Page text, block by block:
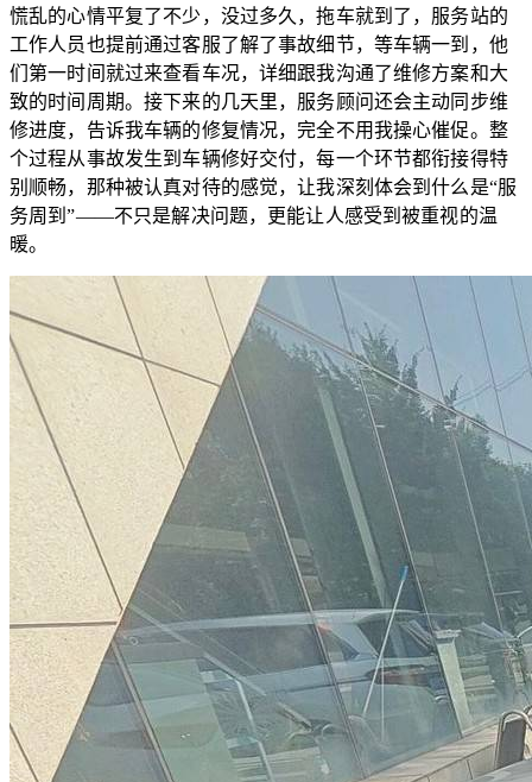
慌乱的心情平复了不少，没过多久，拖车就到了，服务站的
工作人员也提前通过客服了解了事故细节，等车辆一到，他
们第一时间就过来查看车况，详细跟我沟通了维修方案和大
致的时间周期。接下来的几天里，服务顾问还会主动同步维
修进度，告诉我车辆的修复情况，完全不用我操心催促。整
个过程从事故发生到车辆修好交付，每一个环节都衔接得特
别顺畅，那种被认真对待的感觉，让我深刻体会到什么是“服
务周到”——不只是解决问题，更能让人感受到被重视的温
暖。